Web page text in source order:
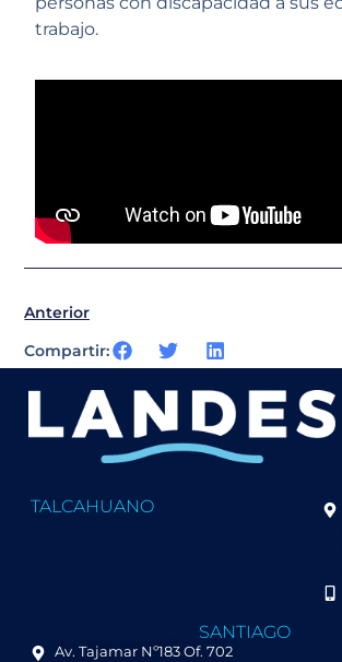
trabajo.
Anterior
Compartir:
TALCAHUANO
SANTIAGO
Av. Tajamar Nº183 Of. 702